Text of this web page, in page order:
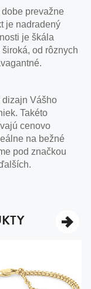
prevažne
je nadradený
je škála
od rôznych
dizajn Vášho
Takéto
cenovo
na bežné
pod značkou